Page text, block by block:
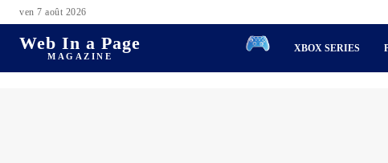
ven 7 août 2026
Web In a Page
MAGAZINE
XBOX SERIES